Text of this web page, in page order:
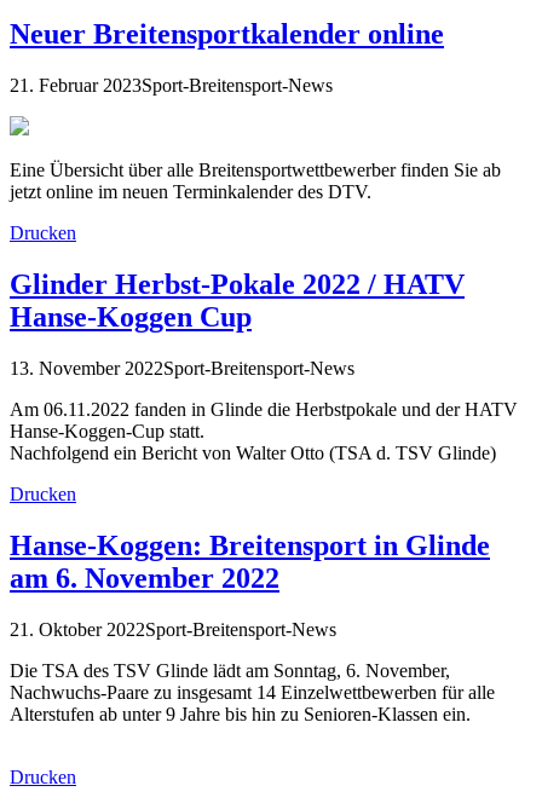
Neuer Breitensportkalender online
21. Februar 2023Sport-Breitensport-News
Eine Übersicht über alle Breitensportwettbewerber finden Sie ab
jetzt online im neuen Terminkalender des DTV.
Drucken
Glinder Herbst-Pokale 2022 / HATV
Hanse-Koggen Cup
13. November 2022Sport-Breitensport-News
Am 06.11.2022 fanden in Glinde die Herbstpokale und der HATV
Hanse-Koggen-Cup statt.
Nachfolgend ein Bericht von Walter Otto (TSA d. TSV Glinde)
Drucken
Hanse-Koggen: Breitensport in Glinde
am 6. November 2022
21. Oktober 2022Sport-Breitensport-News
Die TSA des TSV Glinde lädt am Sonntag, 6. November,
Nachwuchs-Paare zu insgesamt 14 Einzelwettbewerben für alle
Alterstufen ab unter 9 Jahre bis hin zu Senioren-Klassen ein.
Drucken